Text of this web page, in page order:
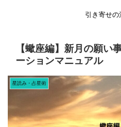
引き寄せの
【蠍座編】新月の願い
ーションマニュアル
星読み・占星術